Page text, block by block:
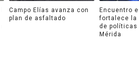
Campo Elías avanza con
plan de asfaltado
Encuentro
fortalece la
de
Mérida